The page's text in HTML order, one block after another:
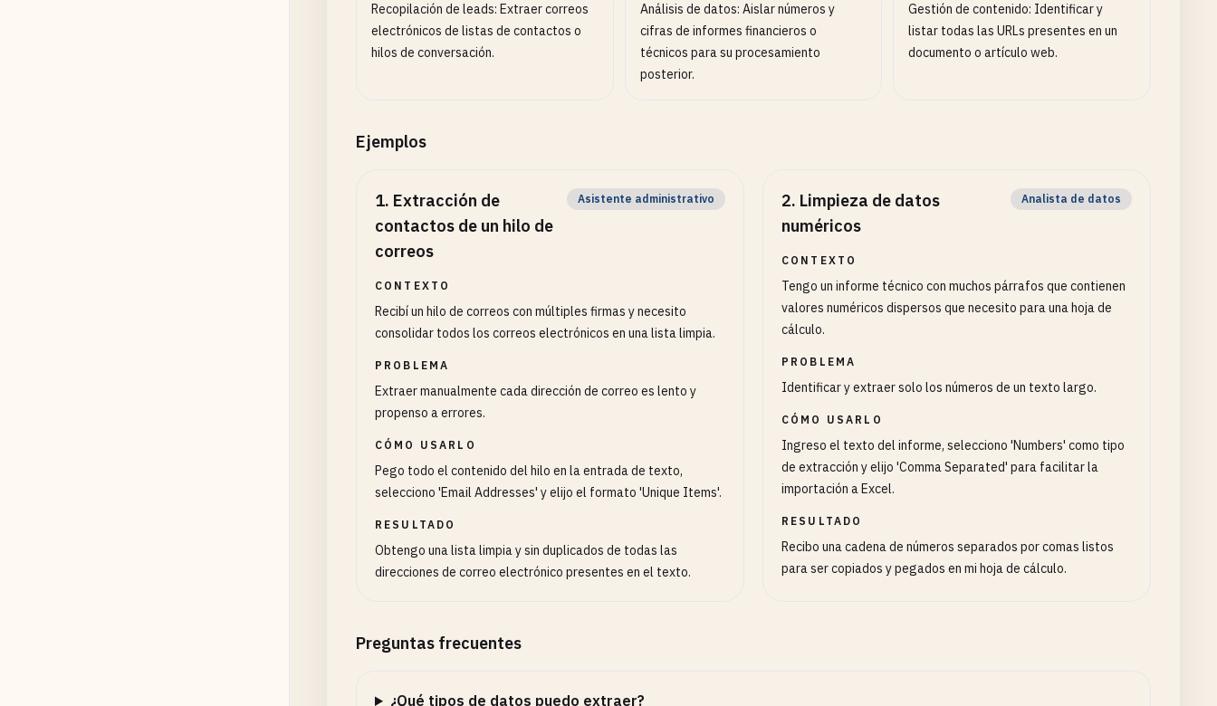
Recopilación de leads: Extraer correos
electrónicos de listas de contactos o
hilos de conversación.
Análisis de datos: Aislar números y
cifras de informes financieros o
técnicos para su procesamiento
posterior.
Gestión de contenido: Identificar y
listar todas las URLs presentes en un
documento o artículo web.
Ejemplos
1. Extracción de
contactos de un hilo de
correos
Asistente administrativo
CONTEXTO
Recibí un hilo de correos con múltiples firmas y necesito
consolidar todos los correos electrónicos en una lista limpia.
PROBLEMA
Extraer manualmente cada dirección de correo es lento y
propenso a errores.
CÓMO USARLO
Pego todo el contenido del hilo en la entrada de texto,
selecciono 'Email Addresses' y elijo el formato 'Unique Items'.
RESULTADO
Obtengo una lista limpia y sin duplicados de todas las
direcciones de correo electrónico presentes en el texto.
2. Limpieza de datos
numéricos
Analista de datos
CONTEXTO
Tengo un informe técnico con muchos párrafos que contienen
valores numéricos dispersos que necesito para una hoja de
cálculo.
PROBLEMA
Identificar y extraer solo los números de un texto largo.
CÓMO USARLO
Ingreso el texto del informe, selecciono 'Numbers' como tipo
de extracción y elijo 'Comma Separated' para facilitar la
importación a Excel.
RESULTADO
Recibo una cadena de números separados por comas listos
para ser copiados y pegados en mi hoja de cálculo.
Preguntas frecuentes
¿Qué tipos de datos puedo extraer?